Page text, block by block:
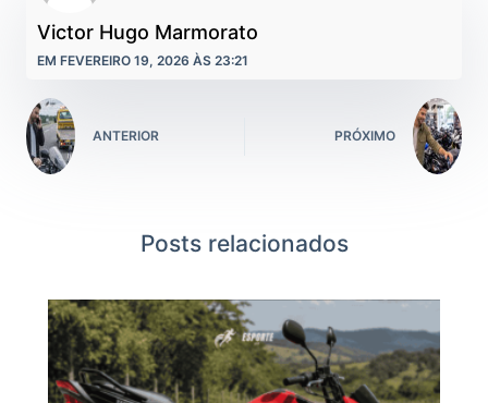
Victor Hugo Marmorato
EM FEVEREIRO 19, 2026 ÀS 23:21
ANTERIOR PRÓXIMO
Posts relacionados